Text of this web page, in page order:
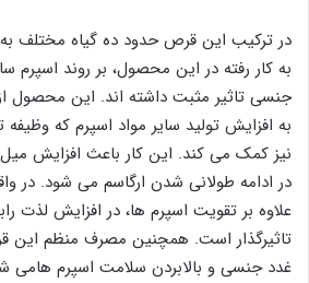
در ترکیب این قرص حدود ده گیاه مختلف
به کار رفته در این محصول، بر روند اسپرم
جنسی تاثیر مثبت داشته اند. این محصول
به افزایش تولید سایر مواد اسپرم که وظیفه
نیز کمک می کند. این کار باعث افزایش
در ادامه طولانی شدن ارگاسم می شود. در
علاوه بر تقویت اسپرم ها، در افزایش لذت
تاثیرگذار است. همچنین مصرف منظم این
غدد جنسی و بالابردن سلامت اسپرم هامی